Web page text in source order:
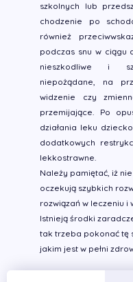
szkolnych lub
chodzenie po
również
podczas snu w ciągu
nieszkodliwe i
niepożądane, na
widzenie czy
przemijające. Po
działania leku
dodatkowych
lekkostrawne.
Należy pamiętać, iż
oczekują szybkich
rozwiązań w leczeniu i
Istnieją środki
tak trzeba pokonać tę
jakim jest w pełni